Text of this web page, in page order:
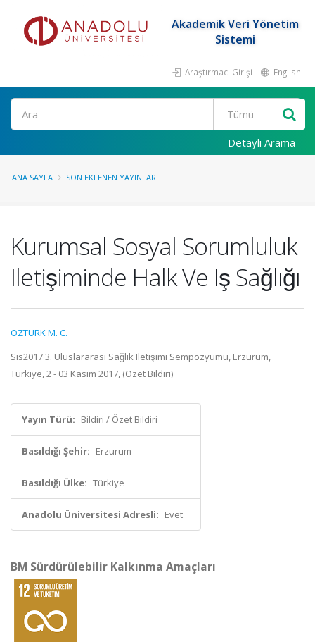
Akademik Veri Yönetim
Sistemi
Araştırmacı Girişi English
Ara
Detaylı Arama
ANA SAYFA SON EKLENEN YAYINLAR
Kurumsal Sosyal Sorumluluk
Iletişiminde Halk Ve Iş Sağlığı
ÖZTÜRK M. C.
Sis2017 3. Uluslararası Sağlık Iletişimi Sempozyumu, Erzurum,
Türkiye, 2 - 03 Kasım 2017, (Özet Bildiri)
Yayın Türü: Bildiri / Özet Bildiri
Basıldığı Şehir: Erzurum
Basıldığı Ülke: Türkiye
Anadolu Üniversitesi Adresli: Evet
BM Sürdürülebilir Kalkınma Amaçları